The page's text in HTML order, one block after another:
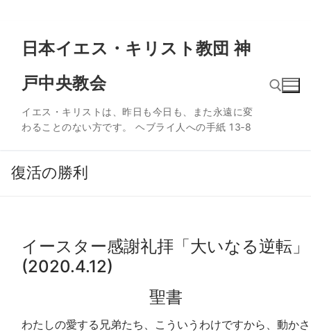
日本イエス・キリスト教団 神
戸中央教会
イエス・キリストは、昨日も今日も、また永遠に変
わることのない方です。 ヘブライ人への手紙 13‐8
復活の勝利
イースター感謝礼拝「大いなる逆転」
(2020.4.12)
聖書
わたしの愛する兄弟たち、こういうわけですから、動かさ